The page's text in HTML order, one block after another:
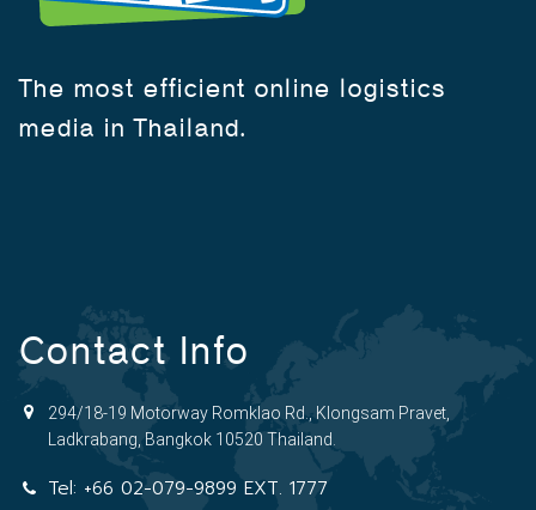
The most efficient online logistics
media in Thailand.
Contact Info
294/18-19 Motorway Romklao Rd., Klongsam Pravet,
Ladkrabang, Bangkok 10520 Thailand.
Tel: +66 02-079-9899 EXT. 1777